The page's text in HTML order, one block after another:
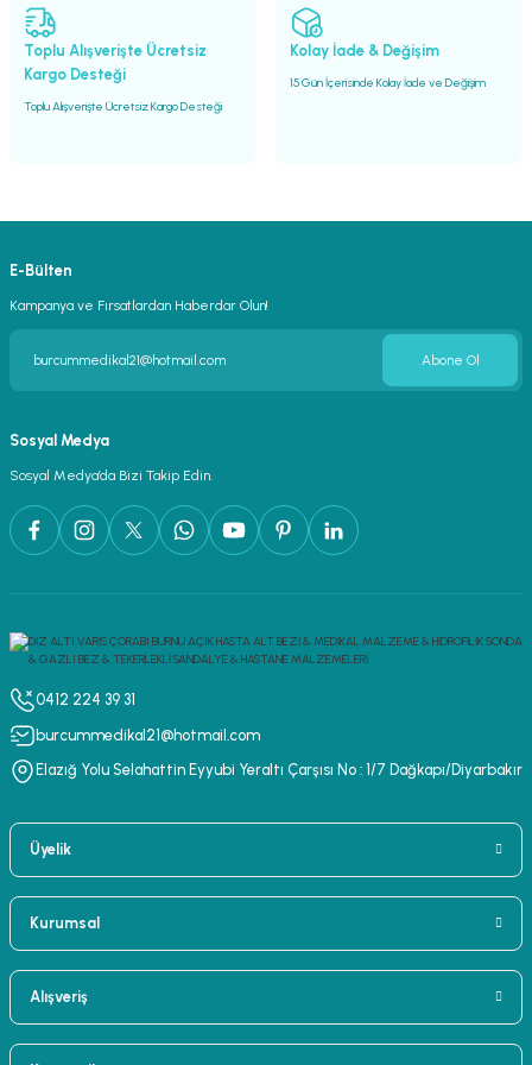
Toplu Alışverişte Ücretsiz
Kargo Desteği
Toplu Alışverişte Ücretsiz Kargo Desteği
Kolay İade & Değişim
15 Gün İçerisinde Kolay İade ve Değişim
E-Bülten
Kampanya ve Fırsatlardan Haberdar Olun!
Abone Ol
Sosyal Medya
Sosyal Medya’da Bizi Takip Edin.
0412 224 39 31
burcummedikal21@hotmail.com
Elazığ Yolu Selahattin Eyyubi Yeraltı Çarşısı No : 1/7 Dağkapı/Diyarbakır
Üyelik
Kurumsal
Alışveriş